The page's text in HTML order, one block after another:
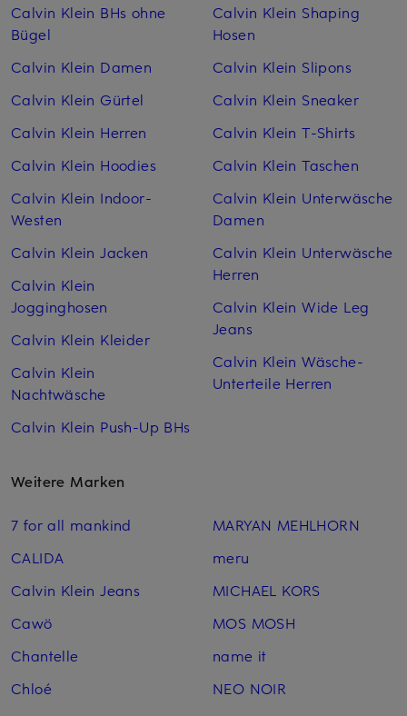
Calvin Klein BHs ohne
Bügel
Calvin Klein Damen
Calvin Klein Gürtel
Calvin Klein Herren
Calvin Klein Hoodies
Calvin Klein Indoor-
Westen
Calvin Klein Jacken
Calvin Klein
Jogginghosen
Calvin Klein Kleider
Calvin Klein
Nachtwäsche
Calvin Klein Push-Up BHs
Calvin Klein Shaping
Hosen
Calvin Klein Slipons
Calvin Klein Sneaker
Calvin Klein T-Shirts
Calvin Klein Taschen
Calvin Klein Unterwäsche
Damen
Calvin Klein Unterwäsche
Herren
Calvin Klein Wide Leg
Jeans
Calvin Klein Wäsche-
Unterteile Herren
Weitere Marken
7 for all mankind
CALIDA
Calvin Klein Jeans
Cawö
Chantelle
Chloé
MARYAN MEHLHORN
meru
MICHAEL KORS
MOS MOSH
name it
NEO NOIR